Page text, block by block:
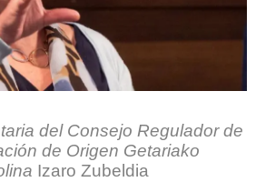
del Consejo Regulador de
de Origen Getariako
Izaro Zubeldia